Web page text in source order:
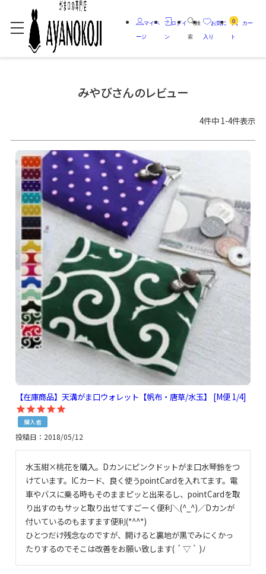
マイペ
ージ
ログイ
ン
検
索
お気に
入り
0 カー
ト
みやびさんのレビュー
4件中 1-4件表示
【在庫商品】天溝がま口ウォレット【帆布・唐草/水玉】 [M便 1/4]
購入者
投稿日 2018/05/12
水玉紺×桃花を購入。Dカンにピンクドットがま口水琴鈴をつ
けています。ICカード、良く使うpointCardを入れてます。電
車やバスに乗る時もそのままピッと出来るし、pointCardを取
り出すのもサッと取り出せてすごーく便利＼(^_^)／Dカンが
付いているのもますます便利(*^^*)
ひとつだけ残念なのですが、開けると裏地が黒でみにくかっ
たりするのでそこは改善をお願い致します( ´ ▽ ` )ﾉ